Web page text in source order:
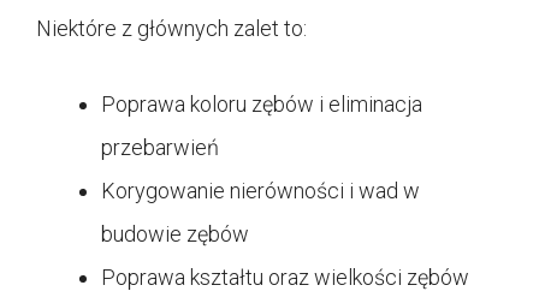
Niektóre z głównych zalet to:
Poprawa koloru zębów i eliminacja
przebarwień
Korygowanie nierówności i wad w
budowie zębów
Poprawa kształtu oraz wielkości zębów